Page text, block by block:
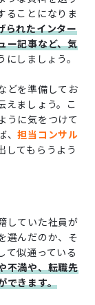
ることになりま
られたインター
ー記事など、気
しましょう。
どを準備してお
えましょう。こ
うに気をつけて
、担当コンサル
してもらうよう
していた社員が
選んだのか、そ
て似通っている
不満や、転職先
できます。